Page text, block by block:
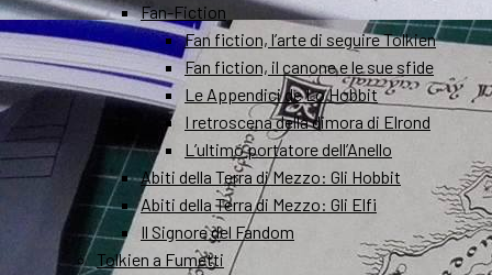
Fan-Fiction
Fan fiction, l’arte di seguire Tolkien
Fan fiction, il canone e le sue sfide
Le Appendici de Lo Hobbit
I retroscena della dimora di Elrond
L’ultimo portatore dell’Anello
Abiti della Terra di Mezzo: Gli Hobbit
Abiti della Terra di Mezzo: Gli Elfi
Il Signore del Fandom
Tolkien a Fumetti